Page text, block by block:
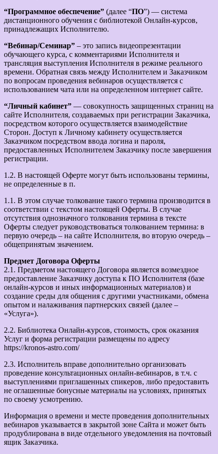
“Программное обеспечение” (далее “ПО”) — система
дистанционного обучения с библиотекой Онлайн-курсов,
принадлежащих Исполнителю.
“Вебинар/Семинар” – это запись видеопрезентации
обучающего курса, с комментариями Исполнителя и
трансляция выступления Исполнителя в режиме реального
времени. Обратная связь между Исполнителем и Заказчиком
по вопросам проведения вебинаров осуществляется с
использованием чата или на определенном интернет сайте.
“Личный кабинет” — совокупность защищенных страниц на
сайте Исполнителя, создаваемых при регистрации Заказчика,
посредством которого осуществляется взаимодействие
Сторон. Доступ к Личному кабинету осуществляется
Заказчиком посредством ввода логина и пароля,
предоставленных Исполнителем Заказчику после завершения
регистрации.
1.2. В настоящей Оферте могут быть использованы термины,
не определенные в п.
1.1. В этом случае толкование такого термина производится в
соответствии с текстом настоящей Оферты. В случае
отсутствия однозначного толкования термина в тексте
Оферты следует руководствоваться толкованием термина: в
первую очередь – на сайте Исполнителя, во вторую очередь –
общепринятым значением.
Предмет Договора Оферты
2.1. Предметом настоящего Договора является возмездное
предоставление Заказчику доступа к ПО Исполнителя (базе
онлайн-курсов и иных информационных материалов) и
создание среды для общения с другими участниками, обмена
опытом и налаживания партнерских связей (далее –
«Услуга»).
2.2. Библиотека Онлайн-курсов, стоимость, срок оказания
Услуг и форма регистрации размещены по адресу
https://kronos-astro.com/
2.3. Исполнитель вправе дополнительно организовать
проведение консультационных онлайн-вебинаров, в т.ч. с
выступлениями приглашенных спикеров, либо предоставить
не оглашенные бонусные материалы на условиях, принятых
по своему усмотрению.
Информация о времени и месте проведения дополнительных
вебинаров указывается в закрытой зоне Сайта и может быть
продублирована в виде отдельного уведомления на почтовый
ящик Заказчика.